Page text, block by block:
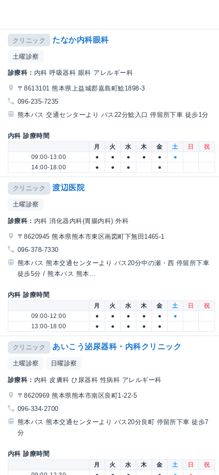
クリニック たなか内科眼科
土曜診察
診療科： 内科 呼吸器科 眼科 アレルギー科
〒8613101 熊本県上益城郡嘉島町鯰1898-3
096-235-7235
熊本バス 交通センターより バス22分鯰入口 停留所下車 徒歩1分
内科 診療時間
月 火 水 木 金 土 日
祝
09:00-13:00
● ● ● ● ●
●
14:00-18:00
● ● ● ●
クリニック 渡辺医院
土曜診察
診療科： 内科 消化器内科(胃腸内科) 外科
〒8620945 熊本県熊本市東区画図町下無田1465-1
096-378-7330
熊本バス 熊本交通センターより バス20分中の瀬・西 停留所下車
徒歩5分 / 熊本バス 熊本...
内科 診療時間
月 火 水 木 金 土 日
祝
09:00-12:00
● ● ● ● ●
●
13:00-18:00
● ● ● ● ●
クリニック あいこう泌尿器科・内科クリニック
土曜診察 日曜診察
診療科： 内科 皮膚科 ひ尿器科 性病科 アレルギー科
〒8620969 熊本県熊本市南区良町1-22-5
096-334-2700
熊本バス 熊本交通センターより バス20分良町 停留所下車 徒歩7
分
内科 診療時間
月 火 水 木 金 土 日
祝